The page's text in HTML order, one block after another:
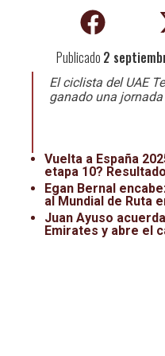
Fútbol de Estufa
Fútbol Femenil
Liga de Expansión MX
Liga MX
Selección Mexicana
Boxeo
Lucha Libre
Juegos Panamericanos
Publicado 2
El ciclista del UAE
ganado una
Vuelta a España
etapa 10?
Egan Bernal
al Mundial de Ruta
Juan Ayuso
Emirates y abre el